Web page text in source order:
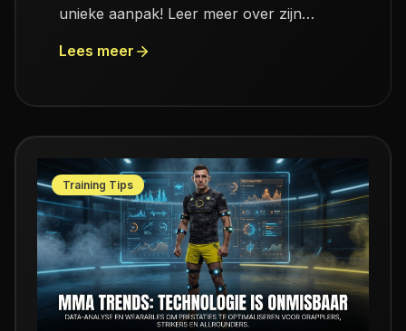
unieke aanpak! Leer meer over zijn
Reconnect Academy.
Lees meer
Training Tips